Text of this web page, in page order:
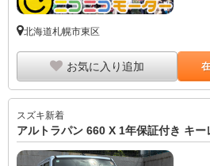
北海道札幌市東区
お気に入り追加
スズキ新着
アルトラパン 660 X 1年保証付き キー